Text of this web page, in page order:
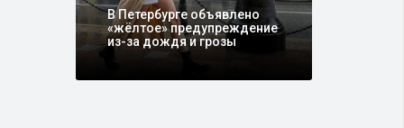
В Петербурге объявлено
«жёлтое» предупреждение
из-за дождя и грозы